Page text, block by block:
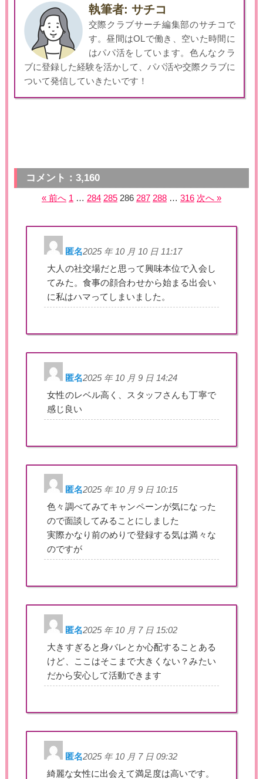
執筆者: サチコ
交際クラブサーチ編集部のサチコで
す。昼間はOLで働き、空いた時間に
はパパ活をしています。色んなクラ
ブに登録した経験を活かして、パパ活や交際クラブに
ついて発信していきたいです！
コメント：3,160
« 前へ 1 … 284 285 286 287 288 … 316 次へ »
匿名2025 年 10 月 10 日 11:17
大人の社交場だと思って興味本位で入会し
てみた。食事の顔合わせから始まる出会い
に私はハマってしまいました。
匿名2025 年 10 月 9 日 14:24
女性のレベル高く、スタッフさんも丁寧で
感じ良い
匿名2025 年 10 月 9 日 10:15
色々調べてみてキャンペーンが気になった
ので面談してみることにしました
実際かなり前のめりで登録する気は満々な
のですが
匿名2025 年 10 月 7 日 15:02
大きすぎると身バレとか心配することある
けど、ここはそこまで大きくない？みたい
だから安心して活動できます
匿名2025 年 10 月 7 日 09:32
綺麗な女性に出会えて満足度は高いです。